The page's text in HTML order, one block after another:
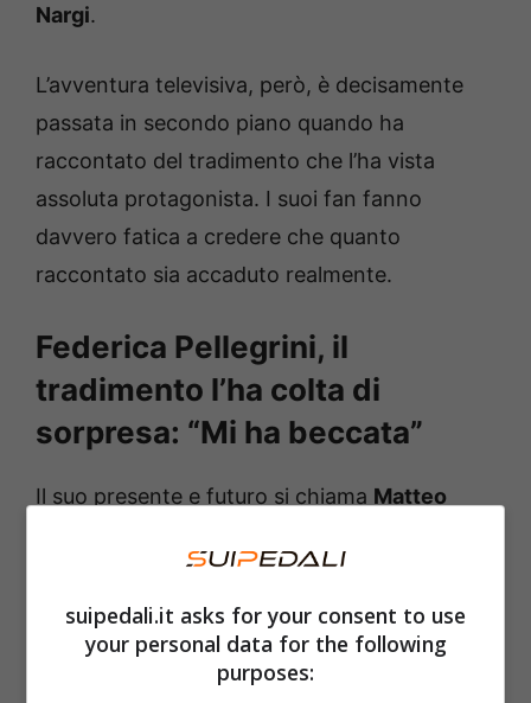
Nargi.
L’avventura televisiva, però, è decisamente
passata in secondo piano quando ha
raccontato del tradimento che l’ha vista
assoluta protagonista. I suoi fan fanno
davvero fatica a credere che quanto
raccontato sia accaduto realmente.
Federica Pellegrini, il
tradimento l’ha colta di
sorpresa: “Mi ha beccata”
Il suo presente e futuro si chiama Matteo
(soprattutto nell’ultima edizione di “
Express“). Dal frutto del loro amore è nata la
piccola Matilde. Anche se prima, come
riportato in precedenza, è stata legata
suipedali.it asks for your consent to use
your personal data for the following
purposes: